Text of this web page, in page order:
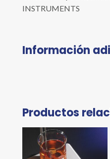
INSTRUMENTS
Información
Productos